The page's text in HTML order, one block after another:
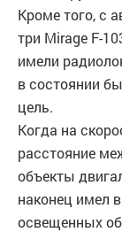
Кроме того, с
три Mirage F-
имели
в состоянии
цель.
Когда на
расстояние
объекты
наконец имел
освещенных